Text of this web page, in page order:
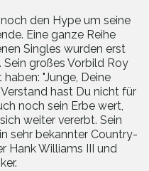
den Hype um seine
Eine ganze Reihe
Singles wurden erst
großes Vorbild Roy
"Junge, Deine
hast Du nicht für
noch sein Erbe wert,
weiter vererbt. Sein
sehr bekannter Country-
Hank Williams III und